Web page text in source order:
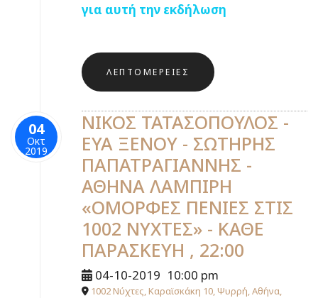
για αυτή την εκδήλωση
ΛΕΠΤΟΜΈΡΕΙΕΣ
04
Οκτ
2019
ΝΙΚΟΣ ΤΑΤΑΣΟΠΟΥΛΟΣ -
ΕΥΑ ΞΕΝΟΥ - ΣΩΤΗΡΗΣ
ΠΑΠΑΤΡΑΓΙΑΝΝΗΣ -
ΑΘΗΝΑ ΛΑΜΠΙΡΗ
«ΟΜΟΡΦΕΣ ΠΕΝΙΕΣ ΣΤΙΣ
1002 ΝΥΧΤΕΣ» - ΚΑΘΕ
ΠΑΡΑΣΚΕΥΗ , 22:00
04-10-2019 10:00 pm
1002 Νύχτες, Καραϊσκάκη 10, Ψυρρή, Αθήνα,